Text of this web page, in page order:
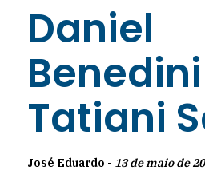
Daniel
Tatiani
José Eduardo - 13 de maio de